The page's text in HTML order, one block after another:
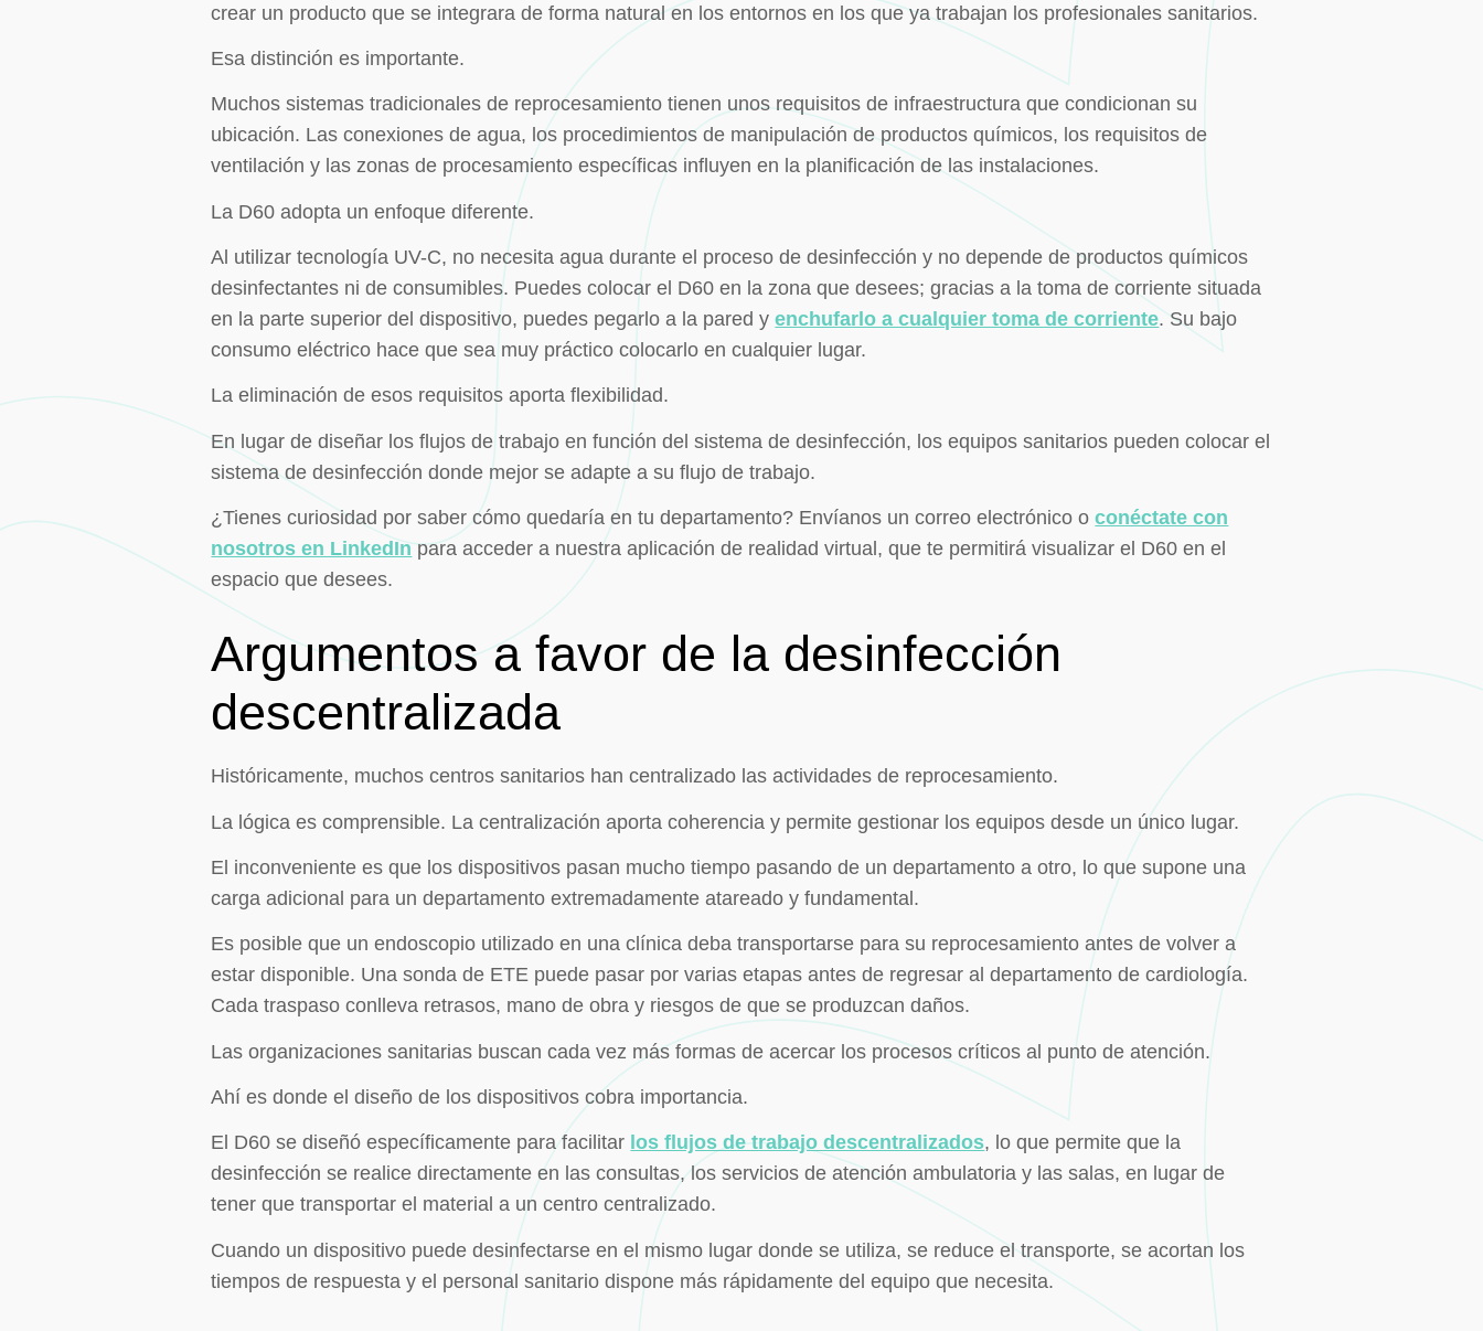
crear un producto que se integrara de forma natural en los entornos en los que ya trabajan los profesionales sanitarios.
Esa distinción es importante.
Muchos sistemas tradicionales de reprocesamiento tienen unos requisitos de infraestructura que condicionan su
ubicación. Las conexiones de agua, los procedimientos de manipulación de productos químicos, los requisitos de
ventilación y las zonas de procesamiento específicas influyen en la planificación de las instalaciones.
La D60 adopta un enfoque diferente.
Al utilizar tecnología UV-C, no necesita agua durante el proceso de desinfección y no depende de productos químicos
desinfectantes ni de consumibles. Puedes colocar el D60 en la zona que desees; gracias a la toma de corriente situada
en la parte superior del dispositivo, puedes pegarlo a la pared yenchufarlo a cualquier toma de corriente. Su bajo
consumo eléctrico hace que sea muy práctico colocarlo en cualquier lugar.
La eliminación de esos requisitos aporta flexibilidad.
En lugar de diseñar los flujos de trabajo en función del sistema de desinfección, los equipos sanitarios pueden colocar el
sistema de desinfección donde mejor se adapte a su flujo de trabajo.
¿Tienes curiosidad por saber cómo quedaría en tu departamento? Envíanos un correo electrónico oconéctate con
nosotros en LinkedInpara acceder a nuestra aplicación de realidad virtual, que te permitirá visualizar el D60 en el
espacio que desees.
Argumentos a favor de la desinfección
descentralizada
Históricamente, muchos centros sanitarios han centralizado las actividades de reprocesamiento.
La lógica es comprensible. La centralización aporta coherencia y permite gestionar los equipos desde un único lugar.
El inconveniente es que los dispositivos pasan mucho tiempo pasando de un departamento a otro, lo que supone una
carga adicional para un departamento extremadamente atareado y fundamental.
Es posible que un endoscopio utilizado en una clínica deba transportarse para su reprocesamiento antes de volver a
estar disponible. Una sonda de ETE puede pasar por varias etapas antes de regresar al departamento de cardiología.
Cada traspaso conlleva retrasos, mano de obra y riesgos de que se produzcan daños.
Las organizaciones sanitarias buscan cada vez más formas de acercar los procesos críticos al punto de atención.
Ahí es donde el diseño de los dispositivos cobra importancia.
El D60 se diseñó específicamente para facilitar los flujos de trabajo descentralizados, lo que permite que la
desinfección se realice directamente en las consultas, los servicios de atención ambulatoria y las salas, en lugar de
tener que transportar el material a un centro centralizado.
Cuando un dispositivo puede desinfectarse en el mismo lugar donde se utiliza, se reduce el transporte, se acortan los
tiempos de respuesta y el personal sanitario dispone más rápidamente del equipo que necesita.